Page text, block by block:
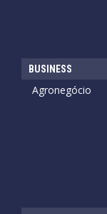
BUSINESS
Agronegócio